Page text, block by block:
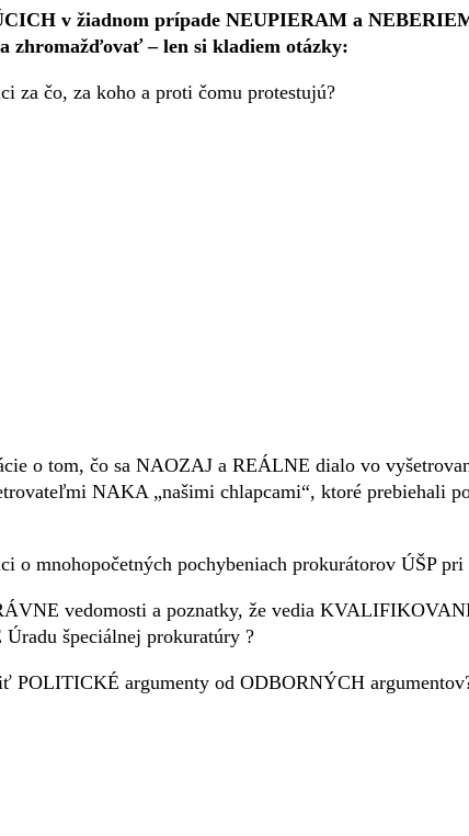
v žiadnom prípade NEUPIERAM a
zhromažďovať – len si kladiem otázky:
za čo, za koho a proti čomu protestujú?
o tom, čo sa NAOZAJ a REÁLNE dialo vo
NAKA „našimi chlapcami“, ktoré prebiehali
o mnohopočetných pochybeniach prokurátorov ÚŠP
vedomosti a poznatky, že vedia
špeciálnej prokuratúry ?
POLITICKÉ argumenty od ODBORNÝCH